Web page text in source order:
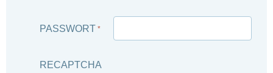
PASSWORT *
RECAPTCHA